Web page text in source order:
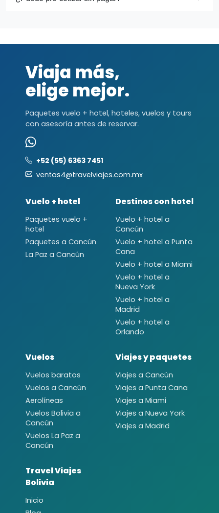
Viaja más,
elige mejor.
Paquetes vuelo + hotel, hoteles, vuelos y tours
con asesoría antes de reservar.
+52 (55) 6363 7451
ventas4@travelviajes.com.mx
Vuelo + hotel
Paquetes vuelo +
hotel
Paquetes a Cancún
La Paz a Cancún
Destinos con hotel
Vuelo + hotel a
Cancún
Vuelo + hotel a Punta
Cana
Vuelo + hotel a Miami
Vuelo + hotel a
Nueva York
Vuelo + hotel a
Madrid
Vuelo + hotel a
Orlando
Vuelos
Vuelos baratos
Vuelos a Cancún
Aerolíneas
Vuelos Bolivia a
Cancún
Vuelos La Paz a
Cancún
Viajes y paquetes
Viajes a Cancún
Viajes a Punta Cana
Viajes a Miami
Viajes a Nueva York
Viajes a Madrid
Travel Viajes
Bolivia
Inicio